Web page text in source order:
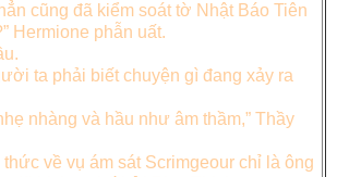
cũng đã kiểm soát tờ Nhật Báo Tiên
Hermione phẫn uất.
ta phải biết chuyện gì đang xảy ra
nhàng và hầu như âm thầm,” Thầy
thức về vụ ám sát Scrimgeour chỉ là ông